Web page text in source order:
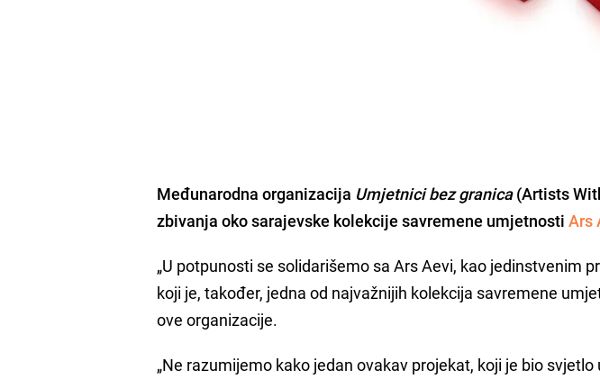
Međunarodna organizacija Umjetnici bez granica(Artists
zbivanja oko sarajevske kolekcije savremene umjetnostiArs
„U potpunosti se solidarišemo sa Ars Aevi, kao jedinstvenim
koji je, također, jedna od najvažnijih kolekcija savremene
ove organizacije.
„Ne razumijemo kako jedan ovakav projekat, koji je bio